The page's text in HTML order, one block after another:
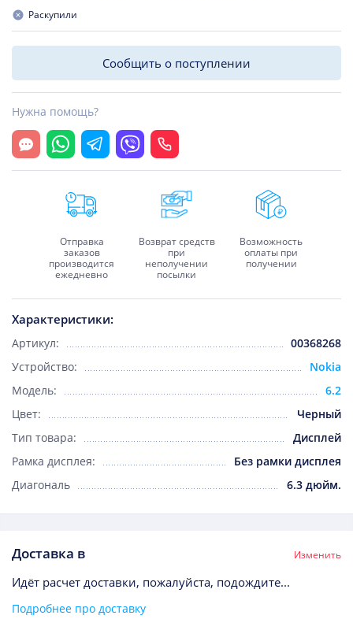
Характеристики:
Артикул:
00368268
Устройство:
Nokia
Модель:
6.2
Цвет:
Черный
Тип товара:
Дисплей
Рамка дисплея:
Без рамки дисплея
Диагональ
6.3 дюйм.
Раскупили
Сообщить о поступлении
Нужна помощь?
Открыть чат
WhatsappTelegramViber Позвонить
Доставка в Изменить
Идёт расчет доставки, пожалуйста, подождите...
Подробнее про доставку
Отправка
заказов
производится
ежедневно
Возврат средств
при
неполучении
посылки
Возможность
оплаты при
получении